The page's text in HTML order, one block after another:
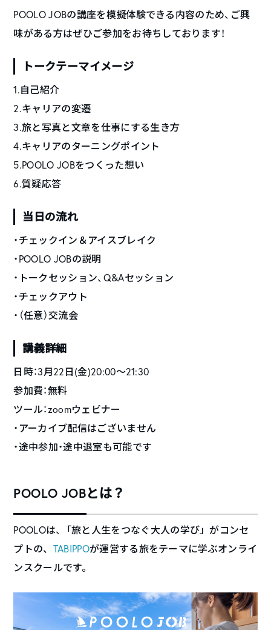
POOLO JOBの講座を模擬体験できる内容のため、ご興
味がある方はぜひご参加をお待ちしております！
トークテーマイメージ
1.自己紹介
2.キャリアの変遷
3.旅と写真と文章を仕事にする生き方
4.キャリアのターニングポイント
5.POOLO JOBをつくった想い
6.質疑応答
当日の流れ
・チェックイン＆アイスブレイク
・POOLO JOBの説明
・トークセッション、Q&Aセッション
・チェックアウト
・（任意）交流会
講義詳細
日時：3月22日(金)20:00〜21:30
参加費：無料
ツール：zoomウェビナー
・アーカイブ配信はございません
・途中参加・途中退室も可能です
POOLO JOBとは？
POOLOは、 「旅と人生をつなぐ大人の学び」がコンセ
プトの、 TABIPPOが運営する旅をテーマに学ぶオンライ
ンスクールです。